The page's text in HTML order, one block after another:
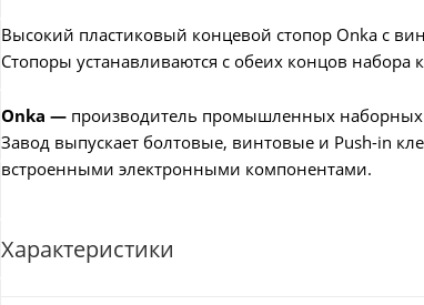
Высокий пластиковый концевой стопор Onka с
Стопоры устанавливаются с обеих концов
Onka — производитель промышленных наборных
Завод выпускает болтовые, винтовые и Push-in
встроенными электронными компонентами.
Характеристики